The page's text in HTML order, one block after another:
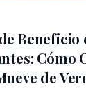
Beneficio
Cómo
de